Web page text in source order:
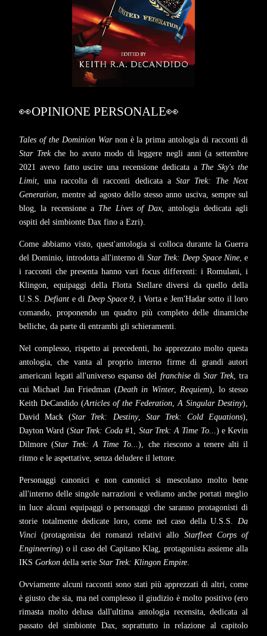
👀OPINIONE PERSONALE👀
Tales of the Dominion Warnon è la prima antologia di racconti di
Star Trekche ho avuto modo di leggere negli anni (a settembre
2021 avevo fatto uscire una recensione dedicata a The Sky's the
Limit , una raccolta di racconti dedicata a Star Trek: The Next
Generation , mentre ad agosto dello stesso anno usciva, sempre sul
blog, la recensionea The Lives of Dax , antologia dedicata agli
ospiti del simbionte Dax fino a Ezri).
Come abbiamo visto, quest'antologia si colloca durante la Guerra
del Dominio, introdotta all'interno di Star Trek: Deep Space Nine, e
i racconti che presenta hanno vari focus differenti: i Romulani, i
Klingon, equipaggi della Flotta Stellare diversi da quello della
U.S.S. Defiant e di Deep Space 9 , i Vorta e Jem'Hadar sotto il loro
comando, proponendo un quadro più completo delle dinamiche
belliche, da parte di entrambi gli schieramenti.
Nel complesso, rispetto ai precedenti, ho apprezzato molto questa
antologia, che vanta al proprio interno firme di grandi autori
americani legati all'universo espanso del franchisedi Star Trek, tra
cui Michael Jan Friedman (Death in Winter, Requiem), lo stesso
Keith DeCandido (Articles of the Federation A Singular Destiny),
David Mack (Star Trek: Destiny, Star Trek: Cold Equations),
Dayton Ward (Star Trek: Coda #1, Star Trek: A Time To... ) e Kevin
Dilmore (Star Trek: A Time To...), che riescono a tenere alti il
ritmo e le aspettative, senza deludere il lettore.
Personaggi canonici e non canonici si mescolano molto bene
all'interno delle singole narrazioni e vediamo anche portati meglio
in luce alcuni equipaggi o personaggi che saranno protagonisti di
storie totalmente dedicate loro, come nel caso della U.S.S. Da
Vinci (protagonista dei romanzi relativi allo Starfleet Corps of
Engineering) o il caso del Capitano Klag, protagonista assieme alla
IKS Gorkon della serie Star Trek: Klingon Empire
Ovviamente alcuni racconti sono stati più apprezzati di altri, come
è giusto che sia, ma nel complesso il giudizio è molto positivo (ero
rimasta molto delusa dall'ultima antologia recensita, dedicata al
passato del simbionte Dax, soprattutto in relazione al capitolo